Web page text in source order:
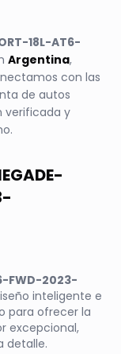
18L-AT6-
Argentina,
con las
de autos
verificada y
FWD-2023-
inteligente e
para ofrecer la
excepcional,
detalle.